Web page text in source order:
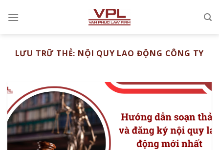
đến
LƯU TRỮ THẺ: NỘI QUY LAO ĐỘNG CÔNG TY